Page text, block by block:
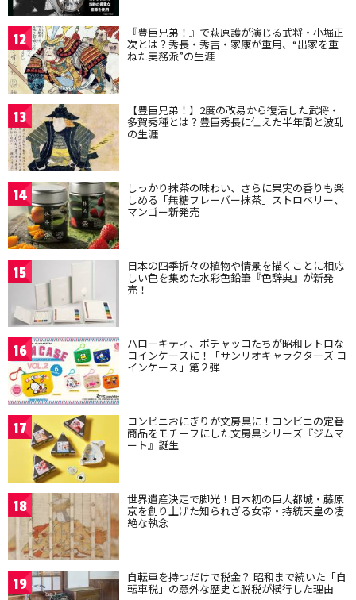
12 『豊臣兄弟！』で萩原護が演じる武将・小堀正
次とは？秀長・秀吉・家康が重用、“出家を重
ねた実務派”の生涯
13 【豊臣兄弟！】2度の改易から復活した武将・
多賀秀種とは？豊臣秀長に仕えた半年間と波乱
の生涯
14 しっかり抹茶の味わい、さらに果実の香りも楽
しめる「無糖フレーバー抹茶」ストロベリー、
マンゴー新発売
15 日本の四季折々の植物や情景を描くことに相応
しい色を集めた水彩色鉛筆『色辞典』が新発
売！
16 ハローキティ、ポチャッコたちが昭和レトロな
コインケースに！「サンリオキャラクターズ コ
インケース」第２弾
17 コンビニおにぎりが文房具に！コンビニの定番
商品をモチーフにした文房具シリーズ『ジムマ
ート』誕生
18 世界遺産決定で脚光！日本初の巨大都城・藤原
京を創り上げた知られざる女帝・持統天皇の凄
絶な執念
19 自転車を持つだけで税金？ 昭和まで続いた「自
転車税」の意外な歴史と脱税が横行した理由